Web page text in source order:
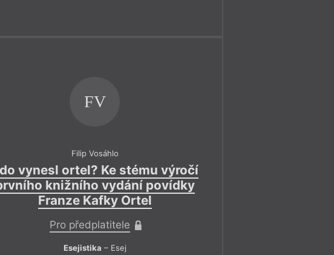
FV
Filip Vosáhlo
vynesl ortel? Ke stému výročí
knižního vydání povídky
Franze Kafky Ortel
Pro předplatitele
Esejistika – Esej